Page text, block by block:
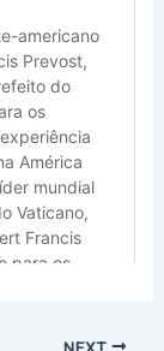
NEXT